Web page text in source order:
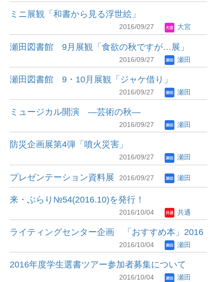
ミニ展観「和書から見る浮世絵」
2016/09/27 大宮
瀬田図書館 9月展観「食欲の秋ですが…展」
2016/09/27 瀬田
瀬田図書館 9・10月展観「ジャケ借り」
2016/09/27 瀬田
ミュージカル開演 ―芸術の秋―
2016/09/27 瀬田
防災企画展第4弾「噴火災害」
2016/09/27 瀬田
プレゼンテーション資料展 2016/09/27 瀬田
来・ぶらり№54(2016.10)を発行！
2016/10/04 共通
ライティングセンター企画 「おすすめ本」2016
2016/10/04 瀬田
2016年度学生選書ツアー参加者募集について
2016/10/04 瀬田